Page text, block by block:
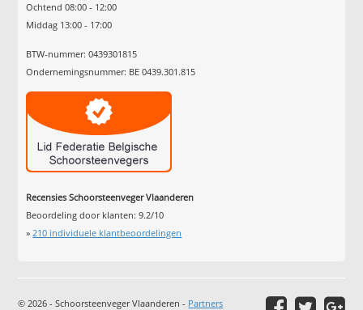
Ochtend 08:00 - 12:00
Middag 13:00 - 17:00
BTW-nummer: 0439301815
Ondernemingsnummer: BE 0439.301.815
Recensies Schoorsteenveger Vlaanderen
Beoordeling door klanten:9.2/10
»210 individuele klantbeoordelingen
© 2026 - Schoorsteenveger Vlaanderen - Partners